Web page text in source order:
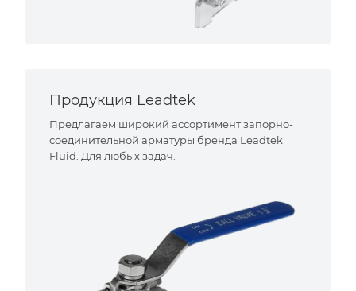
Продукция Leadtek
Предлагаем широкий ассортимент запорно-
соединительной арматуры бренда Leadtek
Fluid. Для любых задач.